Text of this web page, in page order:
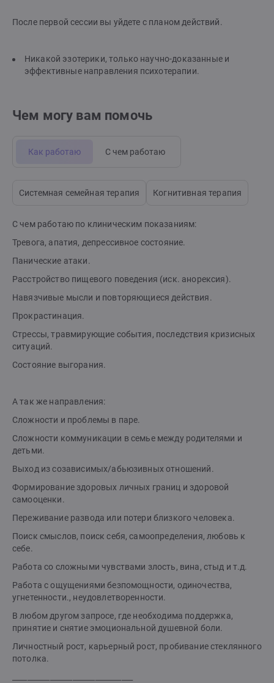
После первой сессии вы уйдете с планом действий.
Никакой эзотерики, только научно-доказанные и
эффективные направления психотерапии.
Чем могу вам помочь
Как работаю С чем работаю
Системная семейная терапия Когнитивная терапия
С чем работаю по клиническим показаниям:
Тревога, апатия, депрессивное состояние.
Панические атаки.
Расстройство пищевого поведения (иск. анорексия).
Навязчивые мысли и повторяющиеся действия.
Прокрастинация.
Стрессы, травмирующие события, последствия кризисных
ситуаций.
Состояние выгорания.
А так же направления:
Сложности и проблемы в паре.
Сложности коммуникации в семье между родителями и
детьми.
Выход из созависимых/абьюзивных отношений.
Формирование здоровых личных границ и здоровой
самооценки.
Переживание развода или потери близкого человека.
Поиск смыслов, поиск себя, самоопределения, любовь к
себе.
Работа со сложными чувствами злость, вина, стыд и т.д.
Работа с ощущениями безпомощности, одиночества,
угнетенности., неудовлетворенности.
В любом другом запросе, где необходима поддержка,
принятие и снятие эмоциональной душевной боли.
Личностный рост, карьерный рост, пробивание стеклянного
потолка.